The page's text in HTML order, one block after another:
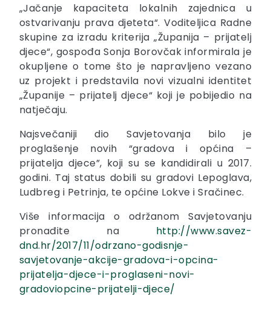
„Jačanje kapaciteta lokalnih zajednica u
ostvarivanju prava djeteta“. Voditeljica Radne
skupine za izradu kriterija „Županija – prijatelj
djece“, gospođa Sonja Borovčak informirala je
okupljene o tome što je napravljeno vezano
uz projekt i predstavila novi vizualni identitet
„Županije – prijatelj djece“ koji je pobijedio na
natječaju.
Najsvečaniji dio Savjetovanja bilo je
proglašenje novih “gradova i općina –
prijatelja djece”, koji su se kandidirali u 2017.
godini. Taj status dobili su gradovi Lepoglava,
Ludbreg i Petrinja, te općine Lokve i Sračinec.
Više informacija o održanom Savjetovanju
pronađite na http://www.savez-
dnd.hr/2017/11/odrzano-godisnje-
savjetovanje-akcije-gradova-i-opcina-
prijatelja-djece-i-proglaseni-novi-
gradoviopcine-prijatelji-djece/